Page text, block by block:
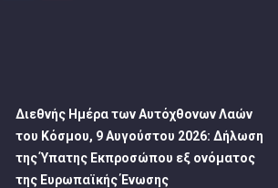
Διεθνής Ημέρα των Αυτόχθονων Λαών
του Κόσμου, 9 Αυγούστου 2026: Δήλωση
της Ύπατης Εκπροσώπου εξ ονόματος
της Ευρωπαϊκής Ένωσης